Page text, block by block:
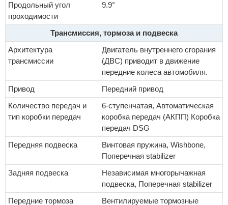
Продольный угол
проходимости
9.9°
Трансмиссия, тормоза и подвеска
Архитектура
трансмиссии
Двигатель внутреннего сгорания
(ДВС) приводит в движение
передние колеса автомобиля.
Привод
Передний привод
Количество передач и
тип коробки передач
6-ступенчатая, Автоматическая
коробка передач (АКПП) Коробка
передач DSG
Передняя подвеска
Винтовая пружина, Wishbone,
Поперечная stabilizer
Задняя подвеска
Независимая многорычажная
подвеска, Поперечная stabilizer
Передние тормоза
Вентилируемые тормозные